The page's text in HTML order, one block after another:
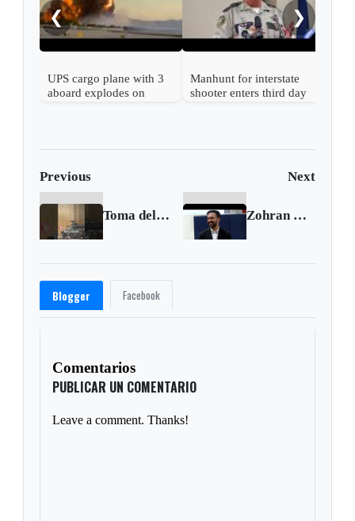
❮
UPS cargo plane with 3
aboard explodes on
Manhunt for interstate
shooter enters third day
❯
Previous Next
Toma del Palacio de Justicia: memoria de una herida abierta 🇨🇴 Zohran Mamdani wins NYC mayoral race
Blogger Facebook
Comentarios
PUBLICAR UN COMENTARIO
Leave a comment. Thanks!